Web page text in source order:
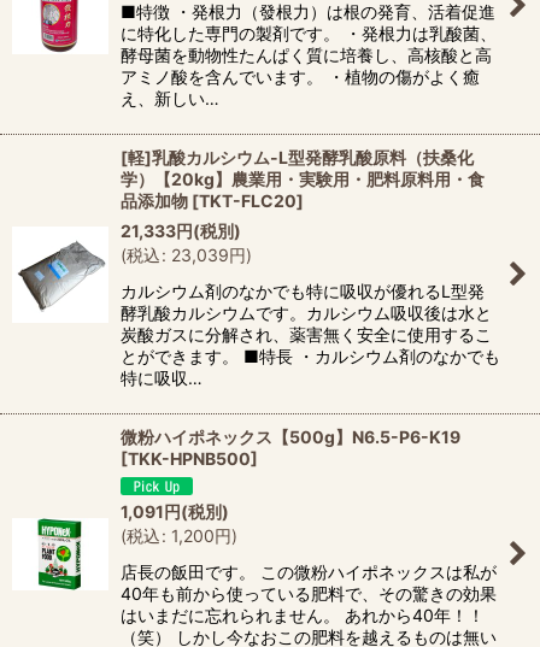
■特徴 ・発根力（發根力）は根の発育、活着促進
に特化した専門の製剤です。 ・発根力は乳酸菌、
酵母菌を動物性たんぱく質に培養し、高核酸と高
アミノ酸を含んでいます。 ・植物の傷がよく癒
え、新しい…
[軽]乳酸カルシウム-L型発酵乳酸原料（扶桑化
学）【20kg】農業用・実験用・肥料原料用・食
品添加物 [TKT-FLC20]
21,333円(税別)
(税込: 23,039円)
カルシウム剤のなかでも特に吸収が優れるL型発
酵乳酸カルシウムです。カルシウム吸収後は水と
炭酸ガスに分解され、薬害無く安全に使用するこ
とができます。 ■特長 ・カルシウム剤のなかでも
特に吸収…
微粉ハイポネックス【500g】N6.5-P6-K19
[TKK-HPNB500]
1,091円(税別)
(税込: 1,200円)
店長の飯田です。 この微粉ハイポネックスは私が
40年も前から使っている肥料で、その驚きの効果
はいまだに忘れられません。 あれから40年！！
（笑） しかし今なおこの肥料を越えるものは無い